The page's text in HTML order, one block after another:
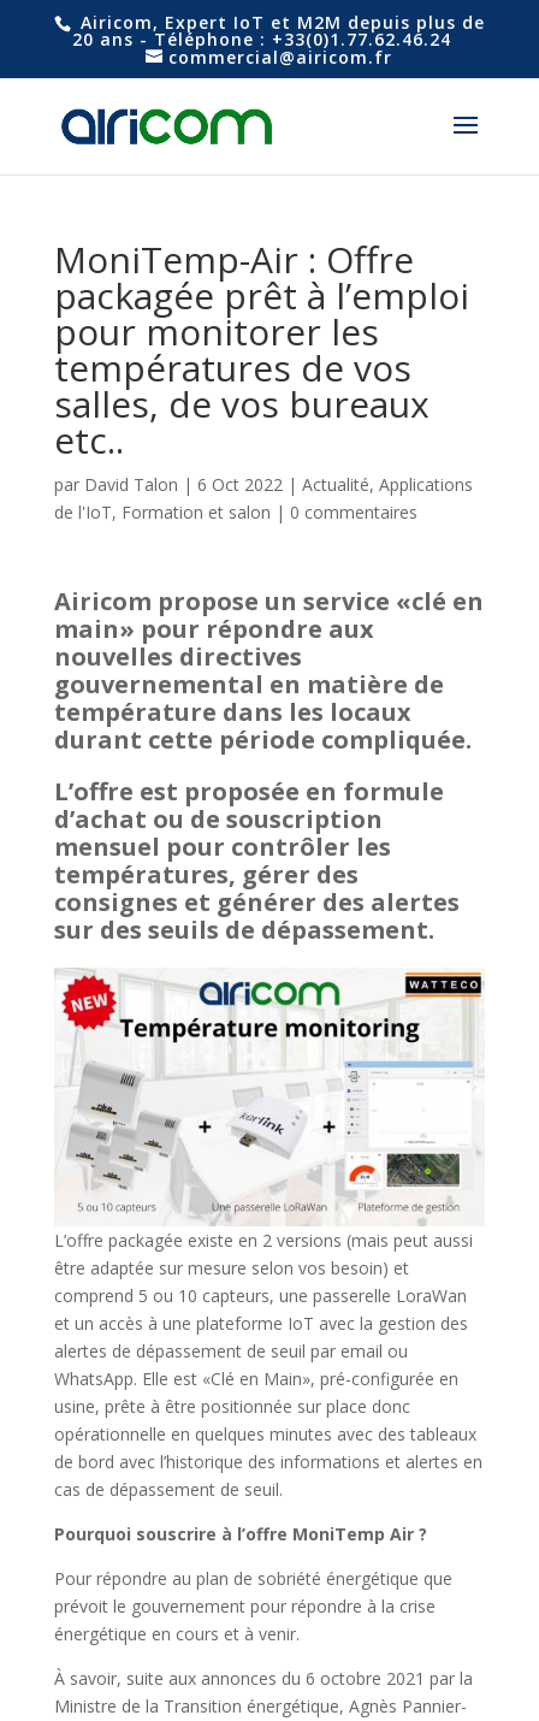
Airicom, Expert IoT et M2M depuis plus de
20 ans - Téléphone : +33(0)1.77.62.46.24
commercial@airicom.fr
MoniTemp-Air : Offre
packagée prêt à l’emploi
pour monitorer les
températures de vos
salles, de vos bureaux
etc..
par David Talon | 6 Oct 2022| Actualité, Applications
de l'IoT, Formation et salon | 0 commentaires
Airicom propose un service «clé en
main» pour répondre aux
nouvelles directives
gouvernemental en matière de
température dans les locaux
durant cette période compliquée.
L’offre est proposée en formule
d’achat ou de souscription
mensuel pour contrôler les
températures, gérer des
consignes et générer des alertes
sur des seuils de dépassement.
L’offre packagée existe en 2 versions (mais peut aussi
être adaptée sur mesure selon vos besoin) et
comprend 5 ou 10 capteurs, une passerelle LoraWan
et un accès à une plateforme IoT avec la gestion des
alertes de dépassement de seuil par email ou
WhatsApp. Elle est «Clé en Main», pré-configurée en
usine, prête à être positionnée sur place donc
opérationnelle en quelques minutes avec des tableaux
de bord avec l’historique des informations et alertes en
cas de dépassement de seuil.
Pourquoi souscrire à l’offre MoniTemp Air ?
Pour répondre au plan de sobriété énergétique que
prévoit le gouvernement pour répondre à la crise
énergétique en cours et à venir.
À savoir, suite aux annonces du 6 octobre 2021 par la
Ministre de la Transition énergétique, Agnès Pannier-